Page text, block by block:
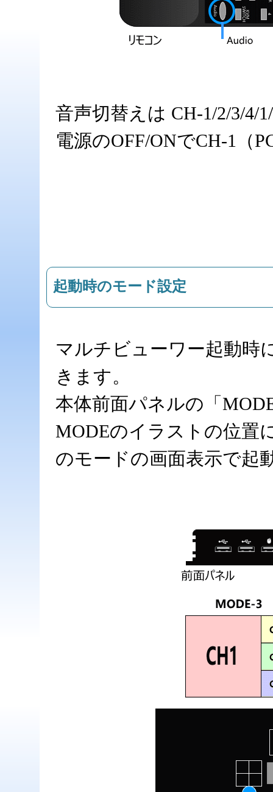
音声切替えは CH-1/2/3/
電源のOFF/ONでCH-1（
起動時のモード設定
マルチビューワー起動時
きます。
本体前面パネルの「
MODEのイラストの位置
のモードの画面表示で起